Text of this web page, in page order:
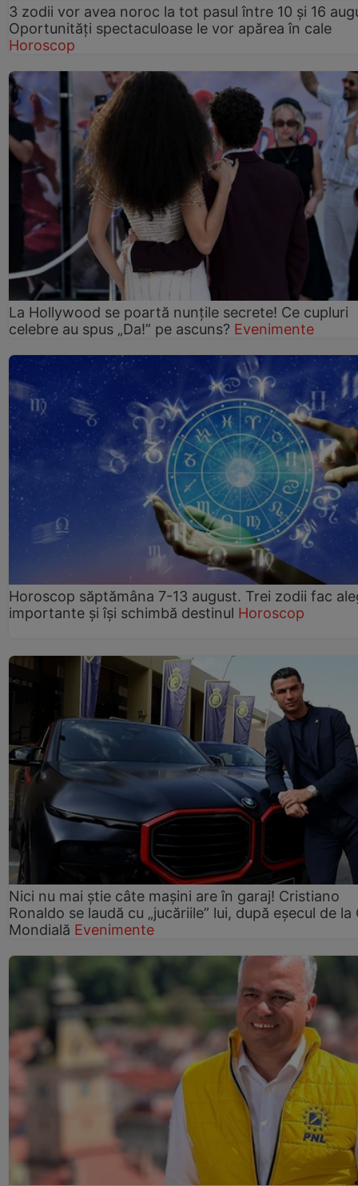
3 zodii vor avea noroc la tot pasul între 10 și 16
Oportunități spectaculoase le vor apărea în cale
Horoscop
La Hollywood se poartă nunțile secrete! Ce cupluri
celebre au spus „Da!” pe ascuns? Evenimente
Horoscop săptămâna 7-13 august. Trei zodii fac
importante și își schimbă destinul Horoscop
Nici nu mai știe câte mașini are în garaj! Cristiano
Ronaldo se laudă cu „jucăriile” lui, după eșecul de la
Mondială Evenimente